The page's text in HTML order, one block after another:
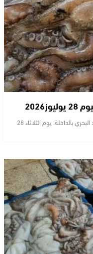
شهدت أسواق السمك التابعة للمكتب الوطني للصيد البحري بالداخلة، يوم الثلاثاء 28